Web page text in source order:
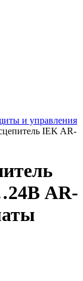
и управления
IEK AR-
AR-